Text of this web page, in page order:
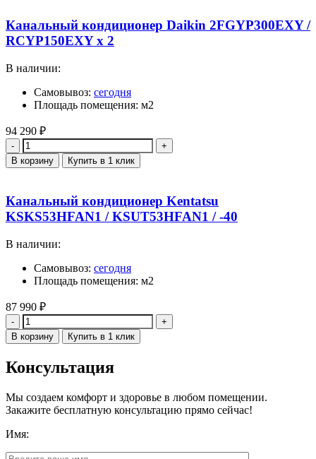
Канальный кондиционер Daikin 2FGYP300EXY /
RCYP150EXY x 2
В наличии:
Самовывоз: сегодня
Площадь помещения: м2
94 290 ₽
Количество
В корзину Купить в 1 клик
Канальный кондиционер Kentatsu
KSKS53HFAN1 / KSUT53HFAN1 / -40
В наличии:
Самовывоз: сегодня
Площадь помещения: м2
87 990 ₽
Количество
В корзину Купить в 1 клик
Консультация
Мы создаем комфорт и здоровье в любом помещении.
Закажите бесплатную консультацию прямо сейчас!
Имя: